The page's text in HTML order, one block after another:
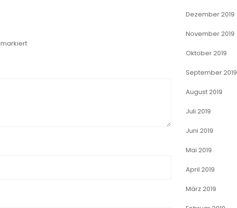
markiert
Dezember 2019
November 2019
Oktober 2019
September 2019
August 2019
Juli 2019
Juni 2019
Mai 2019
April 2019
März 2019